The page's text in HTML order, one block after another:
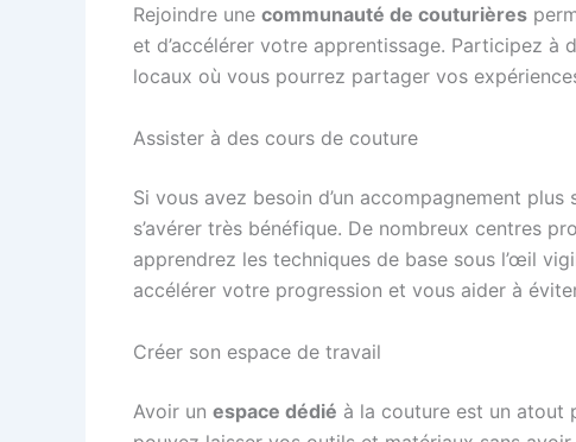
Rejoindre une communauté de couturières
et d’accélérer votre apprentissage. Participez
locaux où vous pourrez partager vos
Assister à des cours de couture
Si vous avez besoin d’un accompagnement plus
s’avérer très bénéfique. De nombreux centres
apprendrez les techniques de base sous l’œil
accélérer votre progression et vous aider à
Créer son espace de travail
Avoir un espace dédié à la couture est un atout